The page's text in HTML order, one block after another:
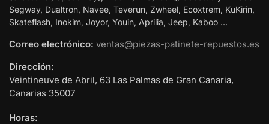
Segway, Dualtron, Navee, Teverun, Zwheel, Ecoxtrem, KuKirin,
Skateflash, Inokim, Joyor, Youin, Aprilia, Jeep, Kaboo …
Correo electrónico: ventas@piezas-patinete-repuestos.es
Dirección:
Veintineuve de Abril, 63 Las Palmas de Gran Canaria,
Canarias 35007
Horas: